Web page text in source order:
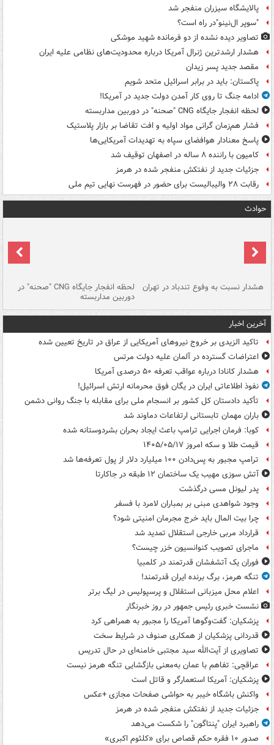
پالایشگاه سیزران منفجر شد
"سوپر ال‌نینو"در راه است؟
تصاویر دیده‌ نشده از دو فرمانده شهید موشکی
هشدار ارشدترین ژنرال آمریکا درباره محدودیت‌های نظامی علیه ایران
مقصد جدید پسر زیدان
پاکستان: باید در برابر اسرائیل متحد شویم
ادامه جنگ تا روی کار آمدن دولت جدید در آمریکا!
لحظه انفجار جایگاه CNG "صحنه" در دوربین مداربسته
فشار هم‌زمان گرانی مواد اولیه و افت تقاضا بر بازار پلاستیک
پاسخ معنادار هوافضای سپاه به تهدیدات آمریکایی‌ها
کامیون با راننده ۸ ساله در اصفهان توقیف شد
جزئیات جدید از نفتکش منفجر شده در هرمز
رقابت ۲۸ والیبالیست برای حضور در فهرست نهایی تیم ملی
حوادث
هشدار نسبت به وفوع تندباد در تهران لحظه انفجار جایگاه CNG "صحنه" در
دوربین مداربسته
آخرین اخبار
تاکید الزیدی بر خروج نیروهای آمریکایی از عراق در تاریخ تعیین شده
اعتراضات گسترده در آلمان علیه دولت مرتس
هشدار کانادا درباره عواقب تعرفه ۵۰ درصدی آمریکا
نفوذ اطلاعاتی ایران در یگان فوق محرمانه ارتش اسرائیل!
تأکید دادستان کل کشور بر انسجام ملی برای مقابله با جنگ روانی دشمن
باران مهمان تابستانی ارتفاعات دماوند شد
کوبا: فرمان اجرایی ترامپ باعث ایجاد بحران بشردوستانه شده
قیمت طلا و سکه امروز ۱۴۰۵/۰۵/۱۷
ترامپ مجبور به پس‌دادن ۱۰۰ میلیارد دلار از پول تعرفه‌ها شد
آتش سوزی مهیب یک ساختمان ۱۲ طبقه در جاکارتا
پدر لیونل مسی درگذشت
وجود شواهدی مبنی بر بمباران لامرد با فسفر
چرا بیت المال باید خرج مجرمان امنیتی شود؟
قرارداد مربی خارجی استقلال تمدید شد
ماجرای تصویب کنوانسیون خزر چیست؟
فوران یک آتشفشان قدرتمند در کلمبیا
تنگه هرمز، برگ برنده ایران قدرتمند!
اعلام محل میزبانی استقلال و پرسپولیس در لیگ برتر
نشست خبری رئیس جمهور در روز خبرنگار
پزشکیان: گفت‌وگوها آمریکا را مجبور به همراهی کرد
قدردانی پزشکیان از همکاری صنوف در شرایط سخت
تصاویری از آیت‌الله سید مجتبی خامنه‌ای در حال تدریس
عراقچی: تفاهم با عمان به‌معنی بازگشایی تنگه هرمز نیست
پزشکیان: آمریکا استعمارگر و قاتل است
واکنش باشگاه خیبر به حواشی صفحات مجازی +عکس
جزئیات جدید از نفتکش منفجر شده در هرمز
راهبرد ایران "پنتاگون" را شکست می‌دهد
صدور ۱۰ فقره حکم قصاص برای «کلثوم اکبری»